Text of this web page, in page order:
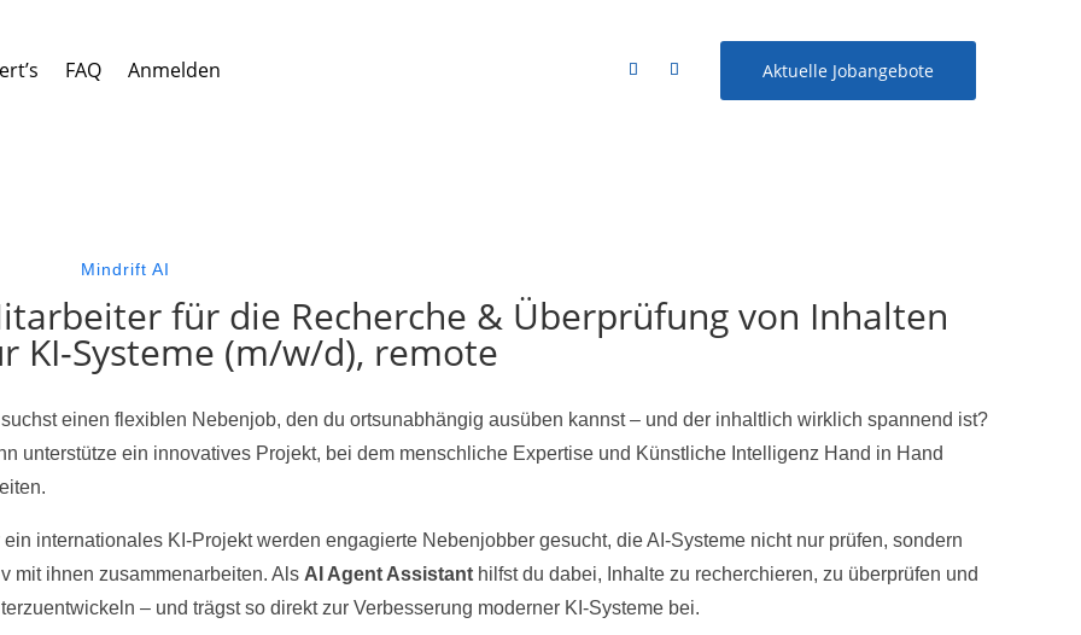
FAQ Anmelden Aktuelle Jobangebote
Mindrift AI
für die Recherche & Überprüfung von Inhalten
KI-Systeme (m/w/d), remote
einen flexiblen Nebenjob, den du ortsunabhängig ausüben kannst – und der inhaltlich wirklich spannend ist?
unterstütze ein innovatives Projekt, bei dem menschliche Expertise und Künstliche Intelligenz Hand in Hand
ein internationales KI-Projekt werden engagierte Nebenjobber gesucht, die AI-Systeme nicht nur prüfen, sondern
mit ihnen zusammenarbeiten. Als AI Agent Assistanthilfst du dabei, Inhalte zu recherchieren, zu überprüfen und
– und trägst so direkt zur Verbesserung moderner KI-Systeme bei.